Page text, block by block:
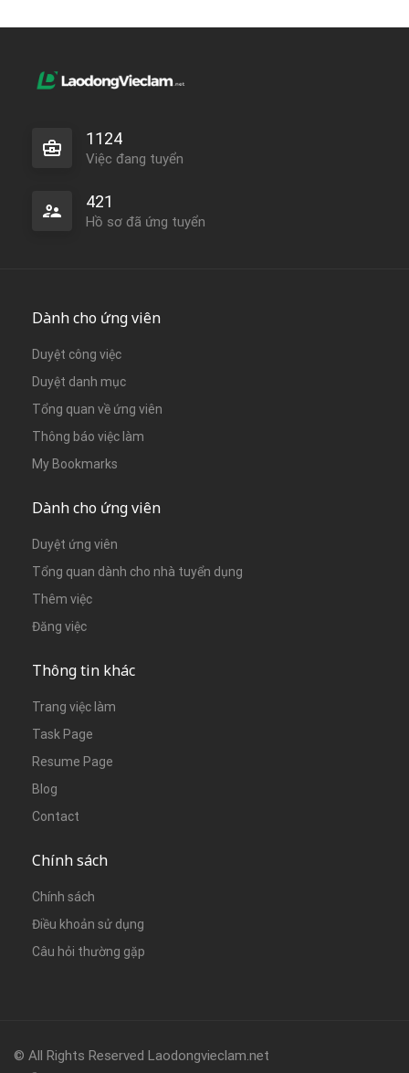
1124
Việc đang tuyển
421
Hồ sơ đã ứng tuyển
Dành cho ứng viên
Duyệt công việc
Duyệt danh mục
Tổng quan về ứng viên
Thông báo việc làm
My Bookmarks
Dành cho ứng viên
Duyệt ứng viên
Tổng quan dành cho nhà tuyển dụng
Thêm việc
Đăng việc
Thông tin khác
Trang việc làm
Task Page
Resume Page
Blog
Contact
Chính sách
Chính sách
Điều khoản sử dụng
Câu hỏi thường gặp
© All Rights Reserved Laodongvieclam.net